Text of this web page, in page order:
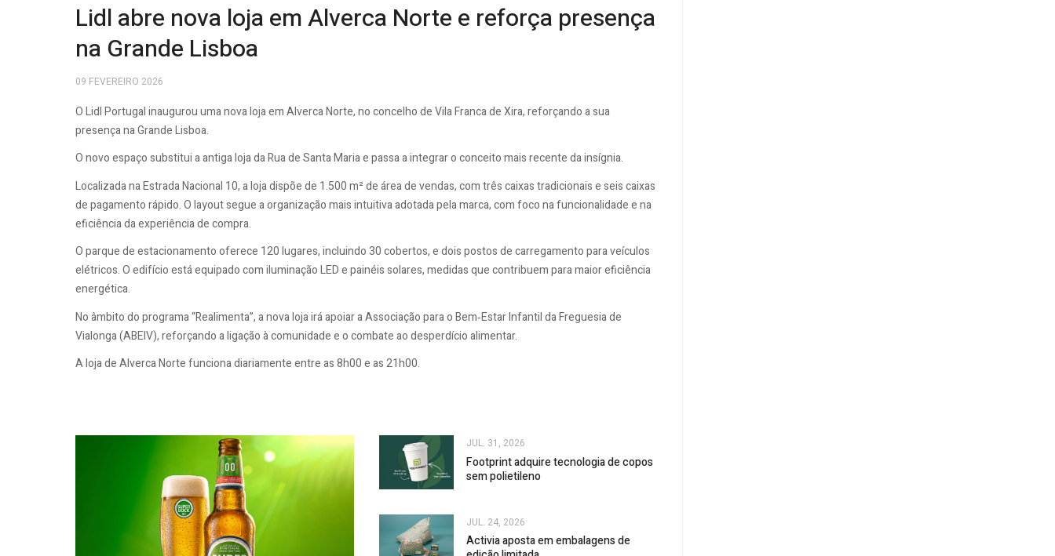
Lidl abre nova loja em Alverca Norte e reforça presença
na Grande Lisboa
09 FEVEREIRO 2026
O Lidl Portugal inaugurou uma nova loja em Alverca Norte, no concelho de Vila Franca de Xira, reforçando a sua
presença na Grande Lisboa.
O novo espaço substitui a antiga loja da Rua de Santa Maria e passa a integrar o conceito mais recente da insígnia.
Localizada na Estrada Nacional 10, a loja dispõe de 1.500 m² de área de vendas, com três caixas tradicionais e seis caixas
de pagamento rápido. O layout segue a organização mais intuitiva adotada pela marca, com foco na funcionalidade e na
eficiência da experiência de compra.
O parque de estacionamento oferece 120 lugares, incluindo 30 cobertos, e dois postos de carregamento para veículos
elétricos. O edifício está equipado com iluminação LED e painéis solares, medidas que contribuem para maior eficiência
energética.
No âmbito do programa “Realimenta”, a nova loja irá apoiar a Associação para o Bem‑Estar Infantil da Freguesia de
Vialonga (ABEIV), reforçando a ligação à comunidade e o combate ao desperdício alimentar.
A loja de Alverca Norte funciona diariamente entre as 8h00 e as 21h00.
JUL. 31, 2026
Footprint adquire tecnologia de copos
sem polietileno
JUL. 24, 2026
Activia aposta em embalagens de